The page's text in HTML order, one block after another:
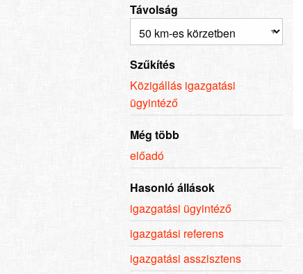
Távolság
Szűkítés
Közigállás igazgatási
ügyintéző
Még több
előadó
Hasonló állások
igazgatási ügyintéző
igazgatási referens
igazgatási asszisztens